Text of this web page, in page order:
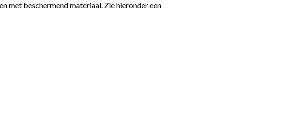
met beschermend materiaal. Zie hieronder een